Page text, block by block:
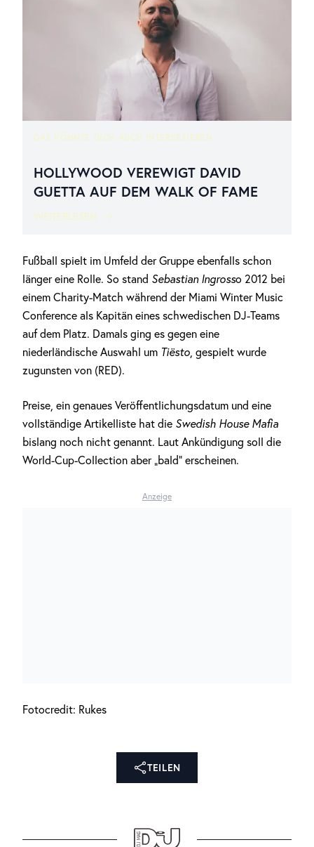
DAS KÖNNTE DICH AUCH INTERESSIEREN
HOLLYWOOD VEREWIGT DAVID
GUETTA AUF DEM WALK OF FAME
WEITERLESEN
Fußball spielt im Umfeld der Gruppe ebenfalls schon
länger eine Rolle. So stand Sebastian Ingrosso 2012 bei
einem Charity-Match während der Miami Winter Music
Conference als Kapitän eines schwedischen DJ-Teams
auf dem Platz. Damals ging es gegen eine
niederländische Auswahl um Tiësto, gespielt wurde
zugunsten von (RED).
Preise, ein genaues Veröffentlichungsdatum und eine
vollständige Artikelliste hat die Swedish House Mafia
bislang noch nicht genannt. Laut Ankündigung soll die
World-Cup-Collection aber „bald“ erscheinen.
Anzeige
Fotocredit: Rukes
TEILEN